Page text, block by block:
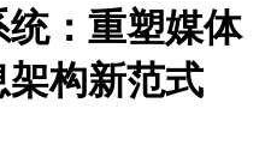
：重塑媒体
架构新范式